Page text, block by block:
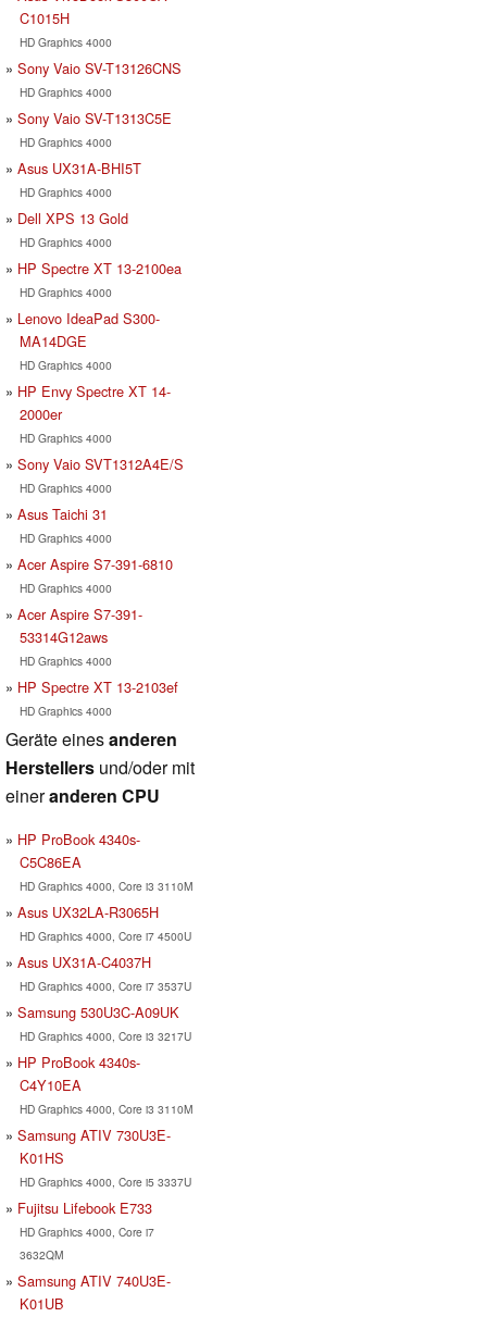
C1015H
HD Graphics 4000
Sony Vaio SV-T13126CNS
HD Graphics 4000
Sony Vaio SV-T1313C5E
HD Graphics 4000
Asus UX31A-BHI5T
HD Graphics 4000
Dell XPS 13 Gold
HD Graphics 4000
HP Spectre XT 13-2100ea
HD Graphics 4000
Lenovo IdeaPad S300-
MA14DGE
HD Graphics 4000
HP Envy Spectre XT 14-
2000er
HD Graphics 4000
Sony Vaio SVT1312A4E/S
HD Graphics 4000
Asus Taichi 31
HD Graphics 4000
Acer Aspire S7-391-6810
HD Graphics 4000
Acer Aspire S7-391-
53314G12aws
HD Graphics 4000
HP Spectre XT 13-2103ef
HD Graphics 4000
Geräte einesanderen
Herstellers und/oder mit
eineranderen CPU
HP ProBook 4340s-
C5C86EA
HD Graphics 4000, Core i3 3110M
Asus UX32LA-R3065H
HD Graphics 4000, Core i7 4500U
Asus UX31A-C4037H
HD Graphics 4000, Core i7 3537U
Samsung 530U3C-A09UK
HD Graphics 4000, Core i3 3217U
HP ProBook 4340s-
C4Y10EA
HD Graphics 4000, Core i3 3110M
Samsung ATIV 730U3E-
K01HS
HD Graphics 4000, Core i5 3337U
Fujitsu Lifebook E733
HD Graphics 4000, Core i7
3632QM
Samsung ATIV 740U3E-
K01UB